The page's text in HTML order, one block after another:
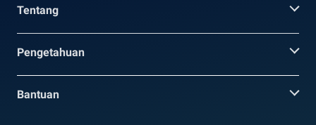
Tentang
Pengetahuan
Bantuan